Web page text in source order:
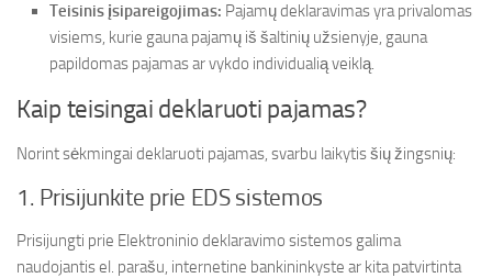
Teisinis įsipareigojimas: Pajamų deklaravimas yra privalomas
visiems, kurie gauna pajamų iš šaltinių užsienyje, gauna
papildomas pajamas ar vykdo individualią veiklą.
Kaip teisingai deklaruoti pajamas?
Norint sėkmingai deklaruoti pajamas, svarbu laikytis šių žingsnių:
1. Prisijunkite prie EDS sistemos
Prisijungti prie Elektroninio deklaravimo sistemos galima
naudojantis el. parašu, internetine bankininkyste ar kita patvirtinta